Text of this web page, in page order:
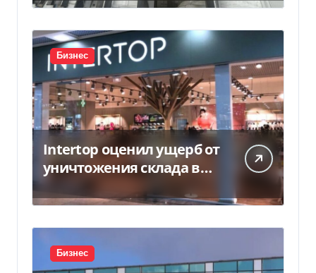
Бизнес
Intertop оценил ущерб от
уничтожения склада в
Бизнес